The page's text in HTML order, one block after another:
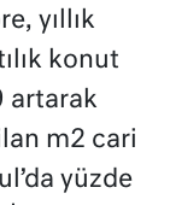
yıllık
konut
artarak
m2 cari
yüzde